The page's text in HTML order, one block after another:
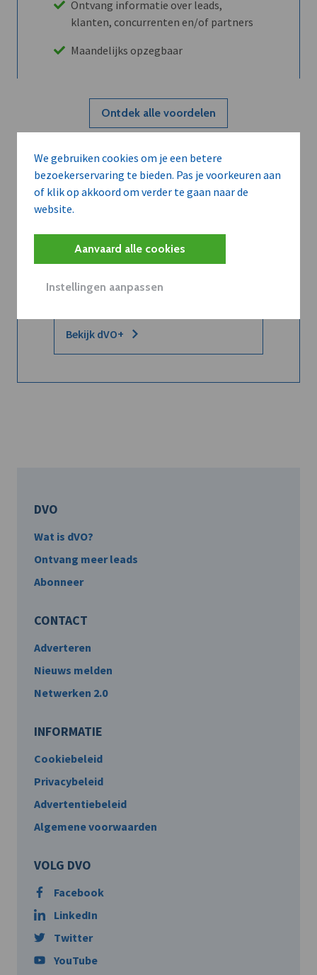
We gebruiken cookies om je een betere
bezoekerservaring te bieden. Pas je voorkeuren aan
of klik op akkoord om verder te gaan naar de
website.
Aanvaard alle cookies
Instellingen aanpassen
Ontvang informatie over leads,
klanten, concurrenten en/of partners
Maandelijks opzegbaar
Ontdek alle voordelen
Abboneer
leren kennen maar dat men u ook
dVO helpt u het maximale te halen uit
Bekijk dVO+
DVO
Wat is dVO?
Ontvang meer leads
Abonneer
CONTACT
Adverteren
Nieuws melden
Netwerken 2.0
INFORMATIE
Cookiebeleid
Privacybeleid
Advertentiebeleid
Algemene voorwaarden
VOLG DVO
Facebook
LinkedIn
Twitter
YouTube